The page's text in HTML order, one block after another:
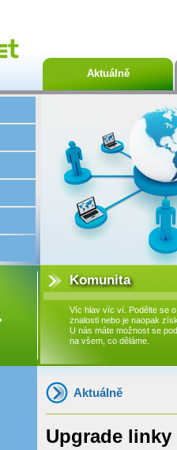
Aktuálně
Komunita
Víc hlav víc ví. Podělte se o
znalosti nebo je naopak
U nás máte možnost se
na všem, co děláme.
Aktuálně
Upgrade